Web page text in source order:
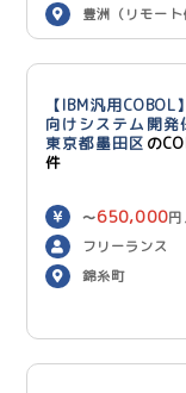
豊洲（リモート
【IBM汎用COBOL
向けシステム開発
東京都墨田区 の
件
〜650,000円
フリーランス
錦糸町